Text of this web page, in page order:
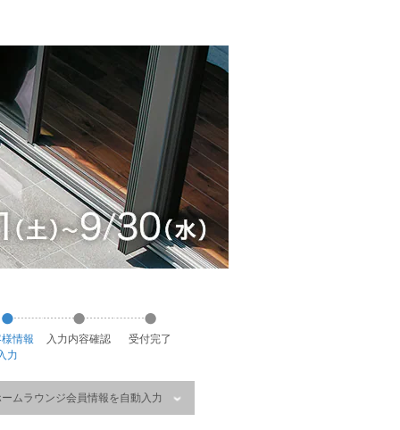
様情報
力
入力内容確認 受付完了
ムラウンジ会員情報を自動入力